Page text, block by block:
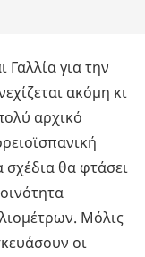
για την
ακόμη κι
αρχικό
θα φτάσει
Μόλις
οι